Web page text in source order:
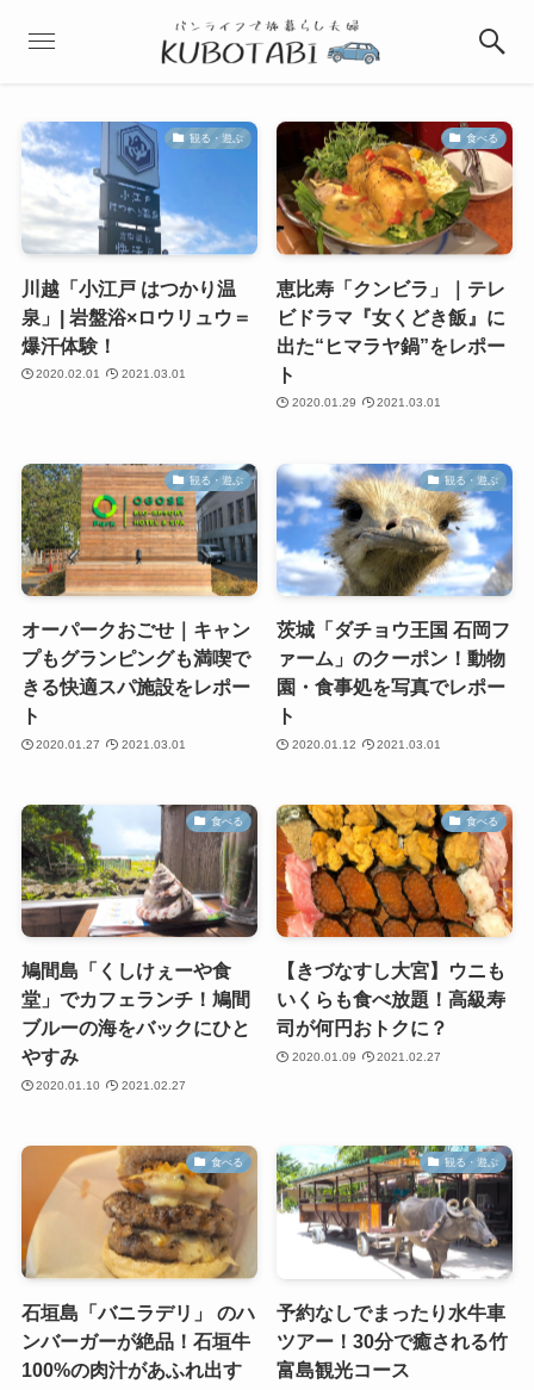
観る・遊ぶ
川越「小江戸 はつかり温
泉」| 岩盤浴×ロウリュウ＝
爆汗体験！
2020.02.01 2021.03.01
食べる
恵比寿「クンビラ」｜テレ
ビドラマ『女くどき飯』に
出た“ヒマラヤ鍋”をレポー
ト
2020.01.29 2021.03.01
観る・遊ぶ
オーパークおごせ｜キャン
プもグランピングも満喫で
きる快適スパ施設をレポー
ト
2020.01.27 2021.03.01
観る・遊ぶ
茨城「ダチョウ王国 石岡フ
ァーム」のクーポン！動物
園・食事処を写真でレポー
ト
2020.01.12 2021.03.01
食べる
鳩間島「くしけぇーや食
堂」でカフェランチ！鳩間
ブルーの海をバックにひと
やすみ
2020.01.10 2021.02.27
食べる
【きづなすし大宮】ウニも
いくらも食べ放題！高級寿
司が何円おトクに？
2020.01.09 2021.02.27
食べる
石垣島「バニラデリ」 のハ
ンバーガーが絶品！石垣牛
100%の肉汁があふれ出す
観る・遊ぶ
予約なしでまったり水牛車
ツアー！30分で癒される竹
富島観光コース